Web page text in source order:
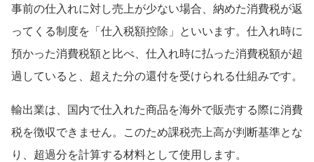
事前の仕入れに対し売上が少ない場合、納めた消費税が返
ってくる制度を「仕入税額控除」といいます。仕入れ時に
預かった消費税額と比べ、仕入れ時に払った消費税額が超
過していると、超えた分の還付を受けられる仕組みです。
輸出業は、国内で仕入れた商品を海外で販売する際に消費
税を徴収できません。このため課税売上高が判断基準とな
り、超過分を計算する材料として使用します。